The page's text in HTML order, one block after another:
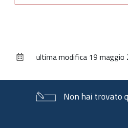
documentoultima modifica 19 maggio
Non hai trovato